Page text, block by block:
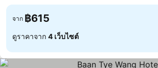
จาก ฿615
ดูราคาจาก 4 เว็บไซต์